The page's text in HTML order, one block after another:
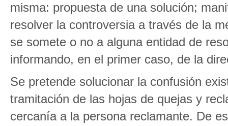
misma: propuesta de una solución;
resolver la controversia a través de la
se somete o no a alguna entidad de
informando, en el primer caso, de la
Se pretende solucionar la confusión
tramitación de las hojas de quejas y
cercanía a la persona reclamante. De